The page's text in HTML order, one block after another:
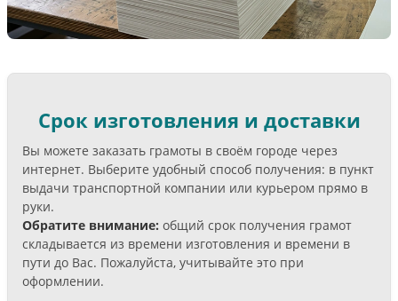
Срок изготовления и доставки
Вы можете заказать грамоты в своём городе через
интернет. Выберите удобный способ получения: в пункт
выдачи транспортной компании или курьером прямо в
руки.
Обратите внимание: общий срок получения грамот
складывается из времени изготовления и времени в
пути до Вас. Пожалуйста, учитывайте это при
оформлении.